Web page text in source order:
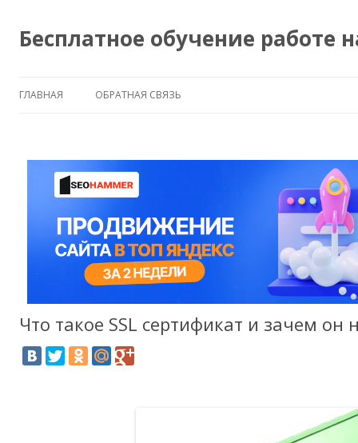
Бесплатное обучение работе
ГЛАВНАЯ ОБРАТНАЯ СВЯЗЬ
Что такое SSL сертификат и зачем он